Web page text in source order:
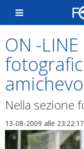
ON -
Nella sezione
13-08-2009 alle 23:22:17